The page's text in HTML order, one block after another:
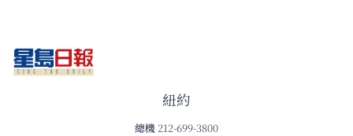
紐約
總機 212-699-3800